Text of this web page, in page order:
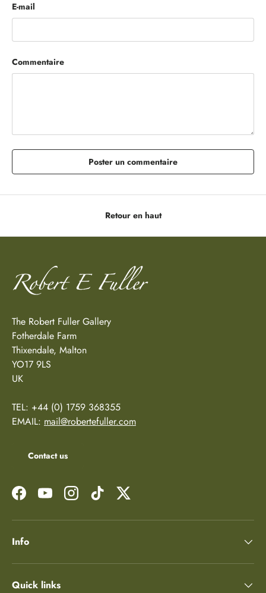
E-mail
Commentaire
Poster un commentaire
Retour en haut
The Robert Fuller Gallery
Fotherdale Farm
Thixendale, Malton
YO17 9LS
UK
TEL: +44 (0) 1759 368355
EMAIL: mail@robertefuller.com
Contact us
FacebookYouTubeInstagramTikTok Twitter
Info
Quick links